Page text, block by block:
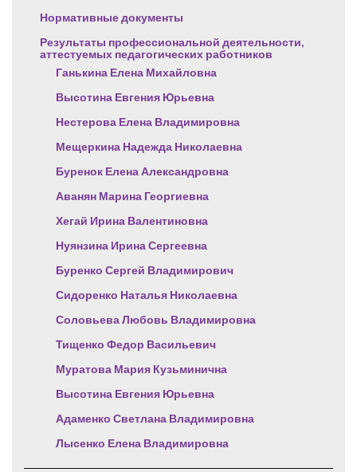
Нормативные документы
Результаты профессиональной деятельности,
аттестуемых педагогических работников
Ганькина Елена Михайловна
Высотина Евгения Юрьевна
Нестерова Елена Владимировна
Мещеркина Надежда Николаевна
Буренок Елена Александровна
Аванян Марина Георгиевна
Хегай Ирина Валентиновна
Нуянзина Ирина Сергеевна
Буренко Сергей Владимирович
Сидоренко Наталья Николаевна
Соловьева Любовь Владимировна
Тищенко Федор Васильевич
Муратова Мария Кузьминична
Высотина Евгения Юрьевна
Адаменко Светлана Владимировна
Лысенко Елена Владимировна